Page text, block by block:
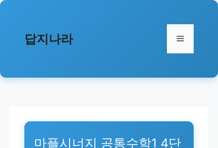
컨
너
답지나라 메
마플시너지 공통수학1 4단